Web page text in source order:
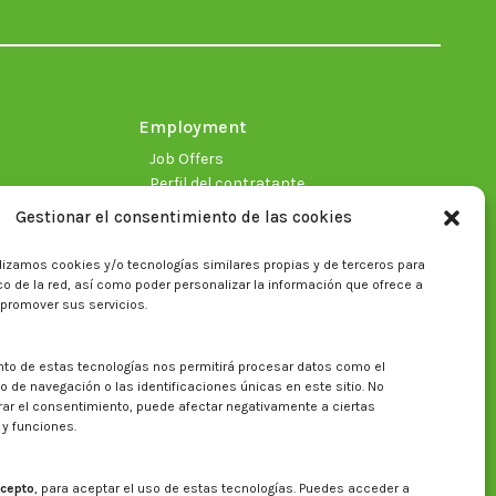
Gestionar el consentimiento de las cookies
cookies y/o tecnologías similares propias y de terceros para
de la red, así como poder personalizar la información que ofrece a
sus servicios.
de estas tecnologías nos permitirá procesar datos como el
de navegación o las identificaciones únicas en este sitio. No
el consentimiento, puede afectar negativamente a ciertas
funciones.
, para aceptar el uso de estas tecnologías. Puedes acceder a
new new new new new new
Employment
Job Offers
Perfil del contratante
Search on CITA website
Search: